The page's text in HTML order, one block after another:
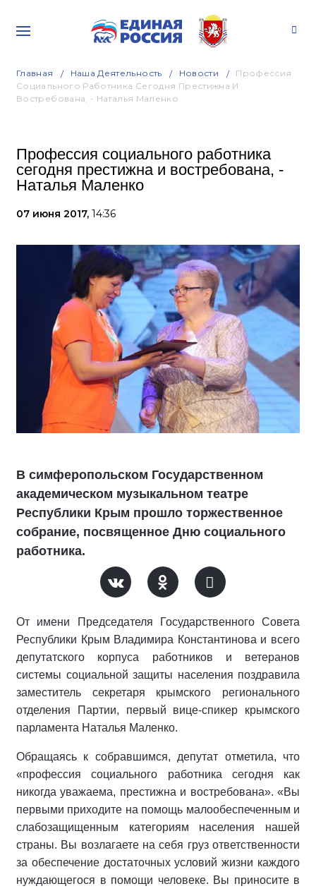
Главная Наша Деятельность Новости
Профессия
Социального Работника Сегодня Престижна И
Востребована, - Наталья Маленко
Профессия социального работника
сегодня престижна и востребована, -
Наталья Маленко
07 июня 2017, 14:36
В симферопольском Государственном
академическом музыкальном театре
Республики Крым прошло торжественное
собрание, посвященное Дню социального
работника.
От имени Председателя Государственного Совета
Республики Крым Владимира Константинова и всего
депутатского корпуса работников и ветеранов
системы социальной защиты населения поздравила
заместитель секретаря крымского регионального
отделения Партии, первый вице-спикер крымского
парламента Наталья Маленко.
Обращаясь к собравшимся, депутат отметила, что
«профессия социального работника сегодня как
никогда уважаема, престижна и востребована». «Вы
первыми приходите на помощь малообеспеченным и
слабозащищенным категориям населения нашей
страны. Вы возлагаете на себя груз ответственности
за обеспечение достаточных условий жизни каждого
нуждающегося в помощи человеке. Вы приносите в